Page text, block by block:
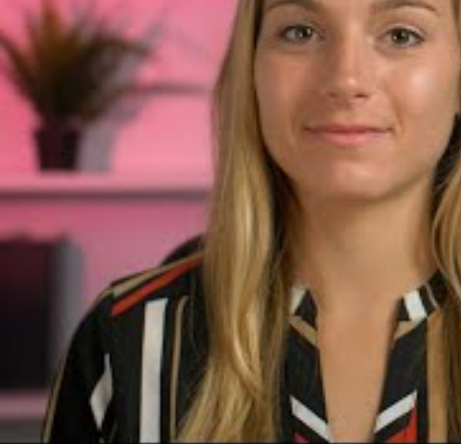
physiques qui absorbent ou réfléchissent les
application correcte, soit environ 2 mg/cm² de
les deux heures, voire plus fréquemment en
De plus, certaines formules peuvent entraîner
environnemental, notamment sur les
s’orientent vers des compositions plus
de minimiser ces effets. Pour plus de détails sur
recommandations pour bien choisir son produit
Bénéfices spécifiques des
Les vêtements anti-UV constituent une barrière
rayons du soleil. Ils conviennent
d’activités en plein air ou sur la plage. Les
internationales et offrent un indice FPU indiqué
et conditions météorologiques garantit une
présents dans les crèmes solaires.